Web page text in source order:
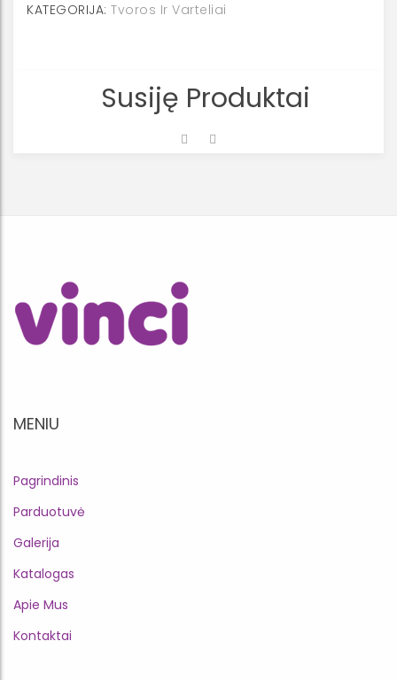
KATEGORIJA: Tvoros Ir Varteliai
Susiję Produktai
MENIU
Pagrindinis
Parduotuvė
Galerija
Katalogas
Apie Mus
Kontaktai